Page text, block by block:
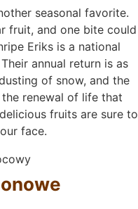
seasonal favorite.
fruit, and one bite could
Eriks is a national
annual return is as
of snow, and the
renewal of life that
fruits are sure to
face.